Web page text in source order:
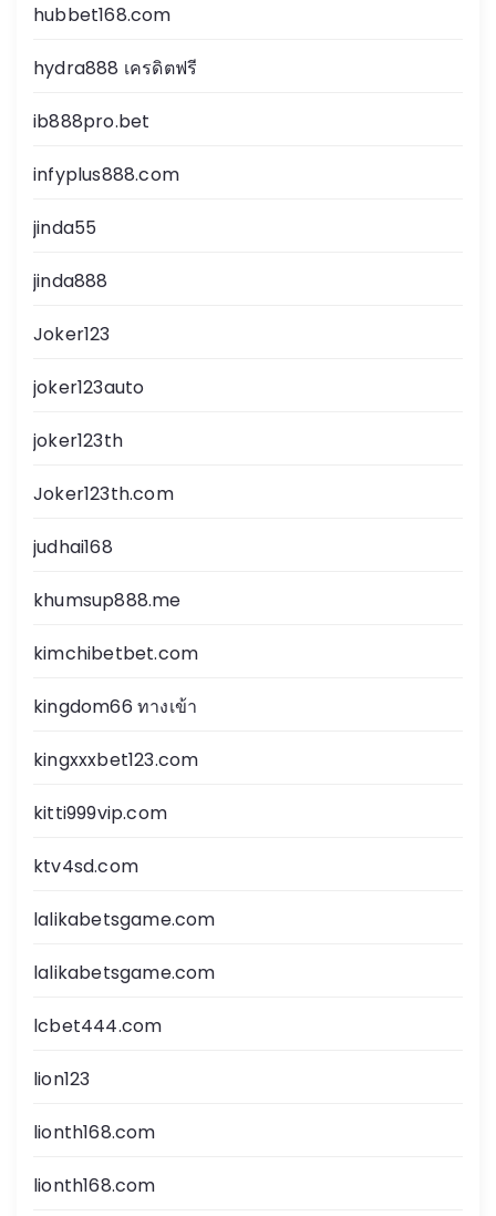
hubbet168.com
hydra888 เครดิตฟรี
ib888pro.bet
infyplus888.com
jinda55
jinda888
Joker123
joker123auto
joker123th
Joker123th.com
judhai168
khumsup888.me
kimchibetbet.com
kingdom66 ทางเข้า
kingxxxbet123.com
kitti999vip.com
ktv4sd.com
lalikabetsgame.com
lalikabetsgame.com
lcbet444.com
lion123
lionth168.com
lionth168.com